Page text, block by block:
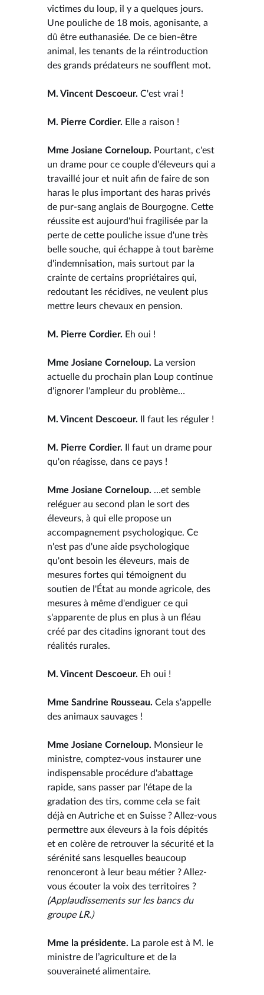
victimes du loup, il y a quelques jours.
Une pouliche de 18 mois, agonisante, a
dû être euthanasiée. De ce bien-être
animal, les tenants de la réintroduction
des grands prédateurs ne soufflent mot.
M. Vincent Descoeur. C'est vrai !
M. Pierre Cordier. Elle a raison !
Mme Josiane Corneloup. Pourtant, c'est
un drame pour ce couple d'éleveurs qui a
travaillé jour et nuit afin de faire de son
haras le plus important des haras privés
de pur-sang anglais de Bourgogne. Cette
réussite est aujourd'hui fragilisée par la
perte de cette pouliche issue d'une très
belle souche, qui échappe à tout barème
d'indemnisation, mais surtout par la
crainte de certains propriétaires qui,
redoutant les récidives, ne veulent plus
mettre leurs chevaux en pension.
M. Pierre Cordier. Eh oui !
Mme Josiane Corneloup. La version
actuelle du prochain plan Loup continue
d'ignorer l'ampleur du problème…
M. Vincent Descoeur. Il faut les réguler !
M. Pierre Cordier. Il faut un drame pour
qu'on réagisse, dans ce pays !
Mme Josiane Corneloup. …et semble
reléguer au second plan le sort des
éleveurs, à qui elle propose un
accompagnement psychologique. Ce
n'est pas d'une aide psychologique
qu'ont besoin les éleveurs, mais de
mesures fortes qui témoignent du
soutien de l'État au monde agricole, des
mesures à même d'endiguer ce qui
s'apparente de plus en plus à un fléau
créé par des citadins ignorant tout des
réalités rurales.
M. Vincent Descoeur. Eh oui !
Mme Sandrine Rousseau. Cela s'appelle
des animaux sauvages !
Mme Josiane Corneloup. Monsieur le
ministre, comptez-vous instaurer une
indispensable procédure d'abattage
rapide, sans passer par l'étape de la
gradation des tirs, comme cela se fait
déjà en Autriche et en Suisse ? Allez-vous
permettre aux éleveurs à la fois dépités
et en colère de retrouver la sécurité et la
sérénité sans lesquelles beaucoup
renonceront à leur beau métier ? Allez-
vous écouter la voix des territoires ?
(Applaudissements sur les bancs du
groupe LR.)
Mme la présidente. La parole est à M. le
ministre de l’agriculture et de la
souveraineté alimentaire.